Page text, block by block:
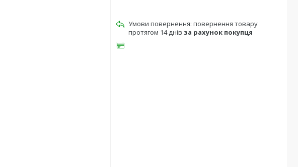
повернення товару
протягом 14 днів за рахунок покупця